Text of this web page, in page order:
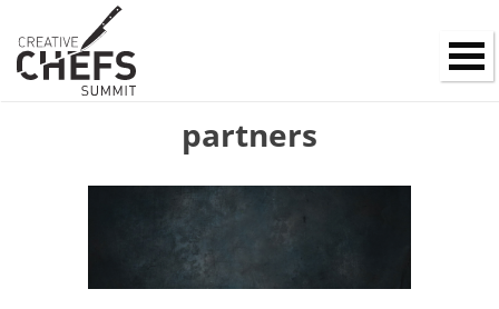
partners